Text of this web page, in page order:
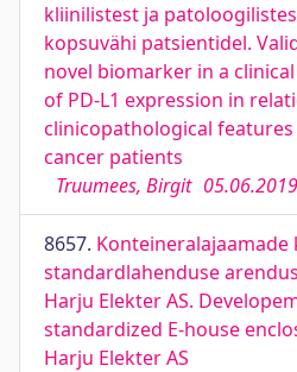
kliinilistest ja
kopsuvähi patsientidel.
novel biomarker in a
of PD-L1 expression in
clinicopathological
cancer patients
Truumees, Birgit 05.06.2019
8657. Konteineralajaamade
standardlahenduse
Harju Elekter AS.
standardized E-house
Harju Elekter AS